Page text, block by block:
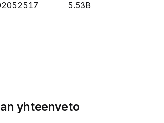
5.53B
yhteenveto